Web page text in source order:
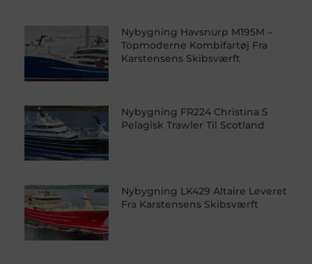
Nybygning Havsnurp M195M –
Topmoderne Kombifartøj Fra
Karstensens Skibsværft
Nybygning FR224 Christina S
Pelagisk Trawler Til Scotland
Nybygning LK429 Altaire Leveret
Fra Karstensens Skibsværft